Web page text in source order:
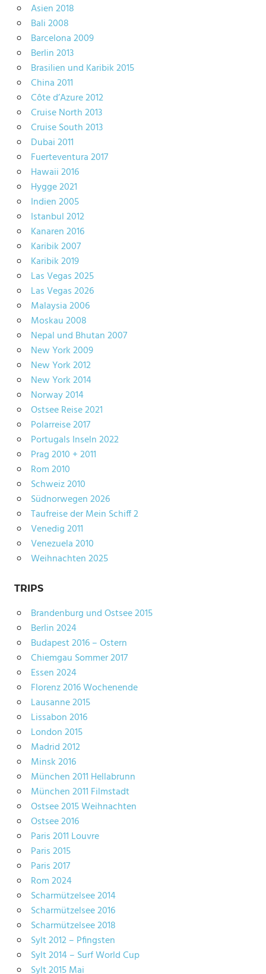
Asien 2018
Bali 2008
Barcelona 2009
Berlin 2013
Brasilien und Karibik 2015
China 2011
Côte d’Azure 2012
Cruise North 2013
Cruise South 2013
Dubai 2011
Fuerteventura 2017
Hawaii 2016
Hygge 2021
Indien 2005
Istanbul 2012
Kanaren 2016
Karibik 2007
Karibik 2019
Las Vegas 2025
Las Vegas 2026
Malaysia 2006
Moskau 2008
Nepal und Bhutan 2007
New York 2009
New York 2012
New York 2014
Norway 2014
Ostsee Reise 2021
Polarreise 2017
Portugals Inseln 2022
Prag 2010 + 2011
Rom 2010
Schweiz 2010
Südnorwegen 2026
Taufreise der Mein Schiff 2
Venedig 2011
Venezuela 2010
Weihnachten 2025
TRIPS
Brandenburg und Ostsee 2015
Berlin 2024
Budapest 2016 – Ostern
Chiemgau Sommer 2017
Essen 2024
Florenz 2016 Wochenende
Lausanne 2015
Lissabon 2016
London 2015
Madrid 2012
Minsk 2016
München 2011 Hellabrunn
München 2011 Filmstadt
Ostsee 2015 Weihnachten
Ostsee 2016
Paris 2011 Louvre
Paris 2015
Paris 2017
Rom 2024
Scharmützelsee 2014
Scharmützelsee 2016
Scharmützelsee 2018
Sylt 2012 – Pfingsten
Sylt 2014 – Surf World Cup
Sylt 2015 Mai